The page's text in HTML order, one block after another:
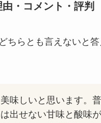
・コメント・評判
ちらとも言えないと
美味しいと思います。
は出せない甘味と酸味